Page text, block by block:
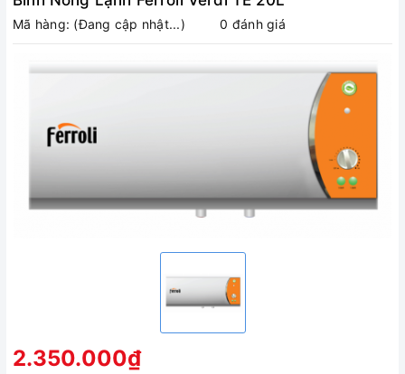
Mã hàng: (Đang cập nhật...) 0 đánh giá
2.350.000₫